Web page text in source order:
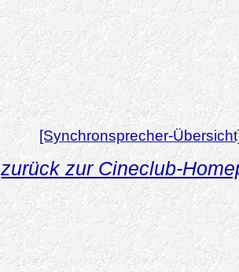
[Synchronsprecher-
zurück zur Cineclub-